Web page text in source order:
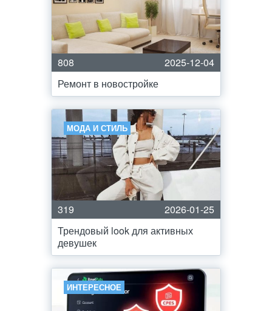
808
2025-12-04
Ремонт в новостройке
МОДА И СТИЛЬ
319
2026-01-25
Трендовый look для активных
девушек
ИНТЕРЕСНОЕ